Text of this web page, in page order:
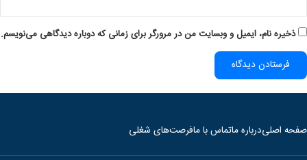
ذخیره نام، ایمیل و وبسایت من در مرورگر برای زمانی که دوباره دیدگاهی می‌نویسم.
صفحه اصلیدرباره ماتماس با مافرصت‌های شغلی